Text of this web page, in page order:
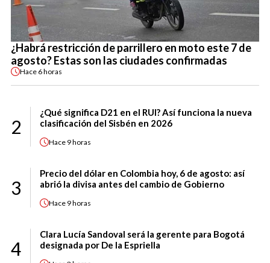
¿Habrá restricción de parrillero en moto este 7 de
agosto? Estas son las ciudades confirmadas
Hace 6 horas
2
¿Qué significa D21 en el RUI? Así funciona la nueva
clasificación del Sisbén en 2026
Hace 9 horas
3
Precio del dólar en Colombia hoy, 6 de agosto: así
abrió la divisa antes del cambio de Gobierno
Hace 9 horas
4
Clara Lucía Sandoval será la gerente para Bogotá
designada por De la Espriella